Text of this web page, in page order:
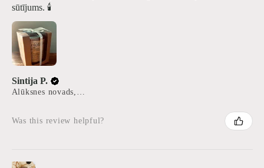
sūtījums. 🕯️
Sintija P.
Was this review helpful?